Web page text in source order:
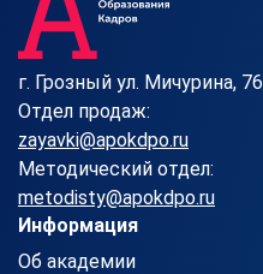
г. Грозный ул. Мичурина, 76
Отдел продаж:
zayavki@apokdpo.ru
Методический отдел:
metodisty@apokdpo.ru
Информация
Об академии